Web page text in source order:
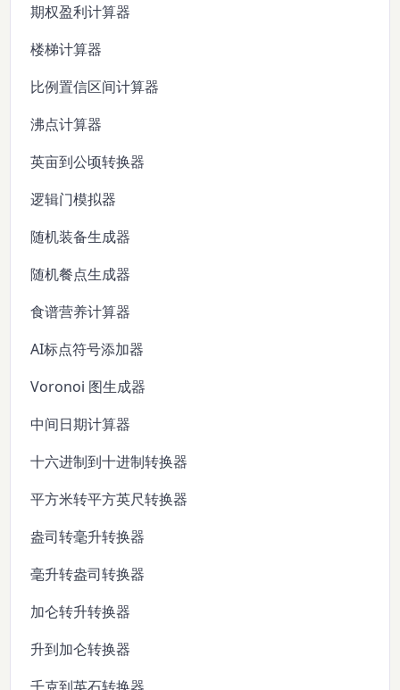
期权盈利计算器
楼梯计算器
比例置信区间计算器
沸点计算器
英亩到公顷转换器
逻辑门模拟器
随机装备生成器
随机餐点生成器
食谱营养计算器
AI标点符号添加器
Voronoi 图生成器
中间日期计算器
十六进制到十进制转换器
平方米转平方英尺转换器
盎司转毫升转换器
毫升转盎司转换器
加仑转升转换器
升到加仑转换器